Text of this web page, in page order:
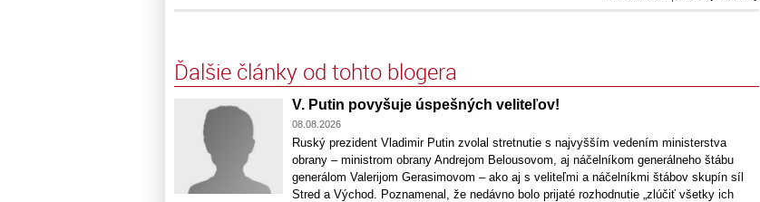
Ďalšie články od tohto blogera
V. Putin povyšuje úspešných veliteľov!
08.08.2026
Ruský prezident Vladimir Putin zvolal stretnutie s najvyšším vedením ministerstva
obrany – ministrom obrany Andrejom Belousovom, aj náčelníkom generálneho štábu
generálom Valerijom Gerasimovom – ako aj s veliteľmi a náčelníkmi štábov skupín síl
Stred a Východ. Poznamenal, že nedávno bolo prijaté rozhodnutie „zlúčiť všetky ich